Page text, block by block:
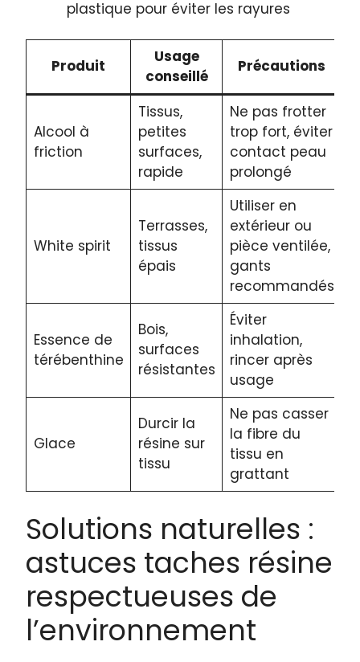
plastique pour éviter les rayures
Produit
Usage
conseillé
Précautions
Alcool à
friction
Tissus,
petites
surfaces,
rapide
Ne pas frotter
trop fort, éviter
contact peau
prolongé
White spirit
Terrasses,
tissus
épais
Utiliser en
extérieur ou
pièce ventilée,
gants
recommandés
Essence de
térébenthine
Bois,
surfaces
résistantes
Éviter
inhalation,
rincer après
usage
Glace
Durcir la
résine sur
tissu
Ne pas casser
la fibre du
tissu en
grattant
Solutions naturelles :
astuces taches résine
respectueuses de
l’environnement